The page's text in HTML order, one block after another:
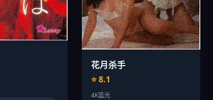
花月杀手
⭐ 8.1
4K蓝光